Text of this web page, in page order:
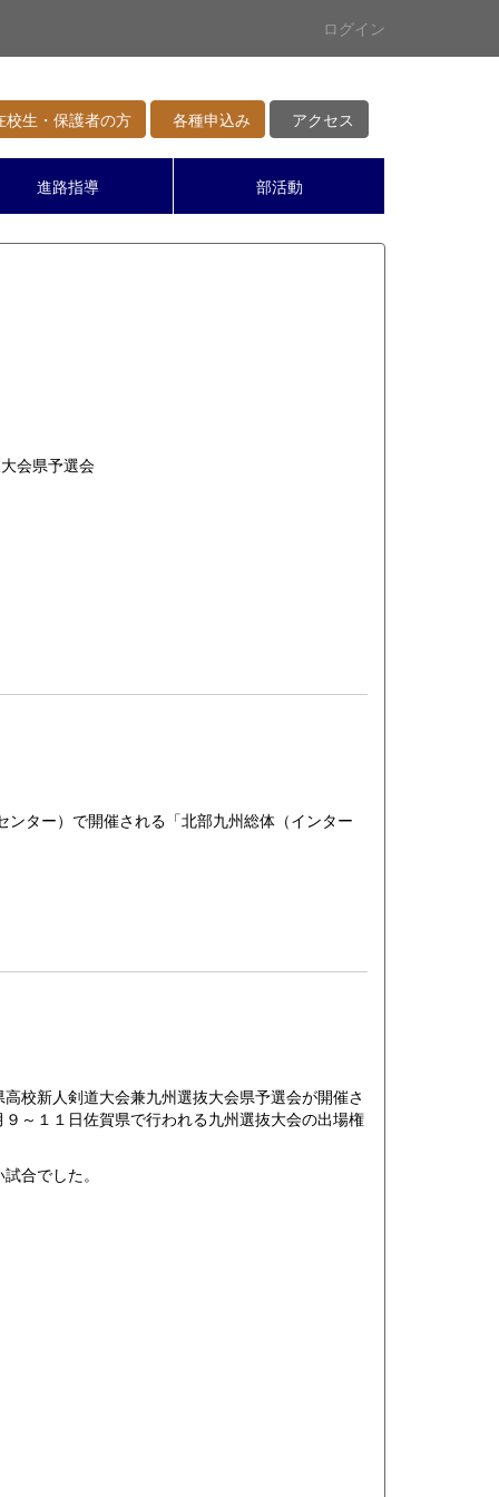
ログイン
生・保護者の方 各種申込み アクセス
進路指導 部活動
会県予選会
ター）で開催される「北部九州総体（インター
校新人剣道大会兼九州選抜大会県予選会が開催さ
～１１日佐賀県で行われる九州選抜大会の出場権
合でした。